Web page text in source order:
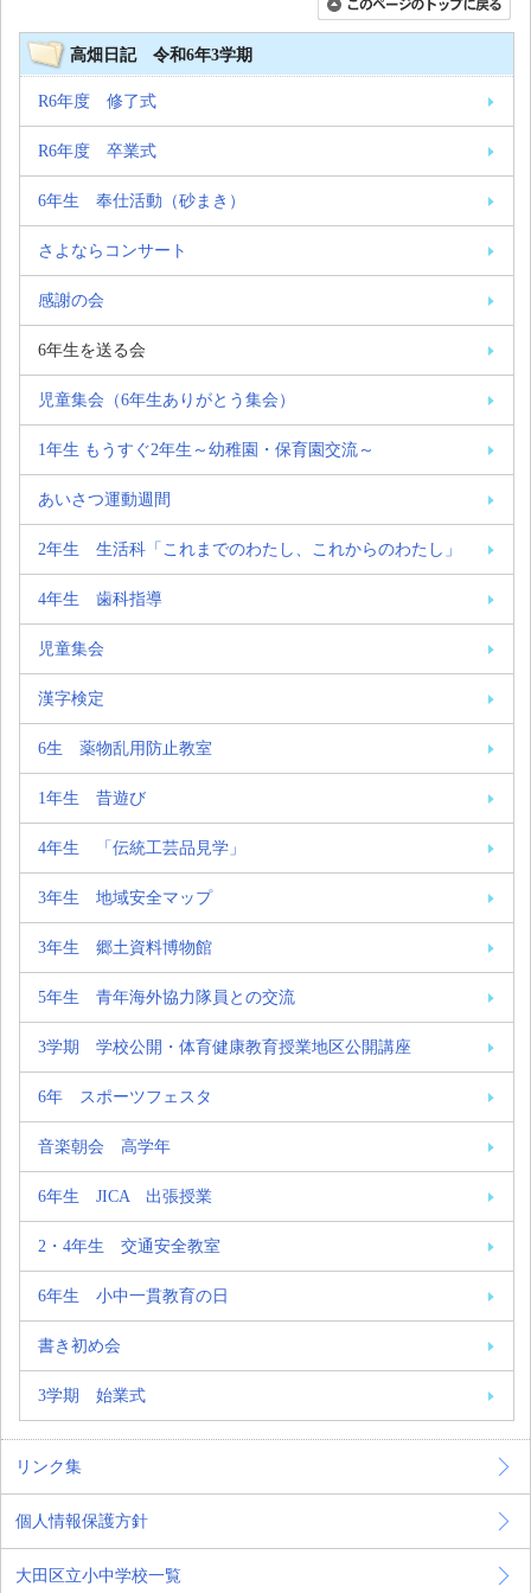
高畑日記 令和6年3学期
R6年度 修了式
R6年度 卒業式
6年生 奉仕活動（砂まき）
さよならコンサート
感謝の会
6年生を送る会
児童集会（6年生ありがとう集会）
1年生 もうすぐ2年生～幼稚園・保育園交流～
あいさつ運動週間
2年生 生活科「これまでのわたし、これからのわたし」
4年生 歯科指導
児童集会
漢字検定
6生 薬物乱用防止教室
1年生 昔遊び
4年生 「伝統工芸品見学」
3年生 地域安全マップ
3年生 郷土資料博物館
5年生 青年海外協力隊員との交流
3学期 学校公開・体育健康教育授業地区公開講座
6年 スポーツフェスタ
音楽朝会 高学年
6年生 JICA 出張授業
2・4年生 交通安全教室
6年生 小中一貫教育の日
書き初め会
3学期 始業式
リンク集
個人情報保護方針
大田区立小中学校一覧